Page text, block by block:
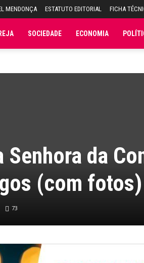
MENDONÇA ESTATUTO EDITORIAL FICHA
SOCIEDADE ECONOMIA
Senhora da
(com fotos)
73